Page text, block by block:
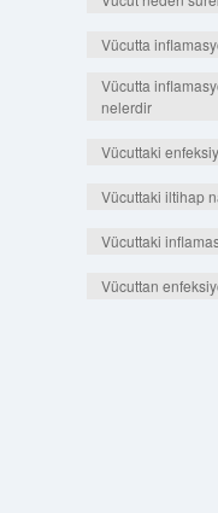
Vücutta
Vücutta
nelerdir
Vücuttaki
Vücuttaki iltihap
Vücuttaki
Vücuttan